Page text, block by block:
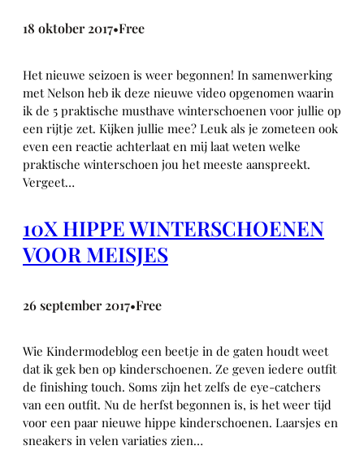
18 oktober 2017•Free
Het nieuwe seizoen is weer begonnen! In samenwerking
met Nelson heb ik deze nieuwe video opgenomen waarin
ik de 5 praktische musthave winterschoenen voor jullie op
een rijtje zet. Kijken jullie mee? Leuk als je zometeen ook
even een reactie achterlaat en mij laat weten welke
praktische winterschoen jou het meeste aanspreekt.
Vergeet…
10X HIPPE WINTERSCHOENEN
VOOR MEISJES
26 september 2017•Free
Wie Kindermodeblog een beetje in de gaten houdt weet
dat ik gek ben op kinderschoenen. Ze geven iedere outfit
de finishing touch. Soms zijn het zelfs de eye-catchers
van een outfit. Nu de herfst begonnen is, is het weer tijd
voor een paar nieuwe hippe kinderschoenen. Laarsjes en
sneakers in velen variaties zien…